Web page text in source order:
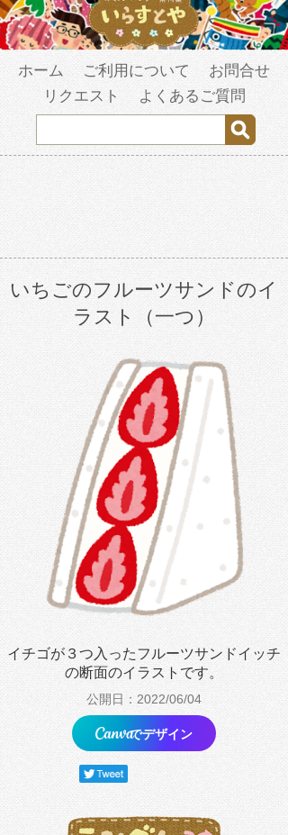
ホーム ご利用について
お問合せ
リクエスト
よくあるご質問
いちごのフルーツサンドのイ
ラスト（一つ）
イチゴが３つ入ったフルーツサンドイッチ
の断面のイラストです。
公開日：2022/06/04
でデザイン